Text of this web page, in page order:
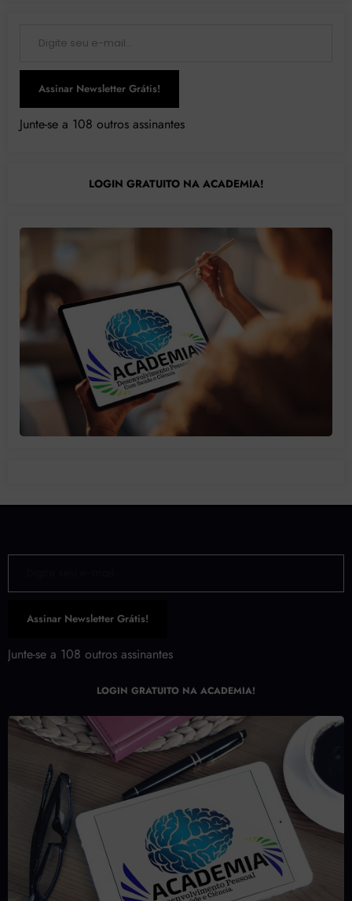
Assinar Newsletter Grátis!
Junte-se a 108 outros assinantes
LOGIN GRATUITO NA ACADEMIA!
Digite seu e-mail…
Assinar Newsletter Grátis!
Junte-se a 108 outros assinantes
LOGIN GRATUITO NA ACADEMIA!